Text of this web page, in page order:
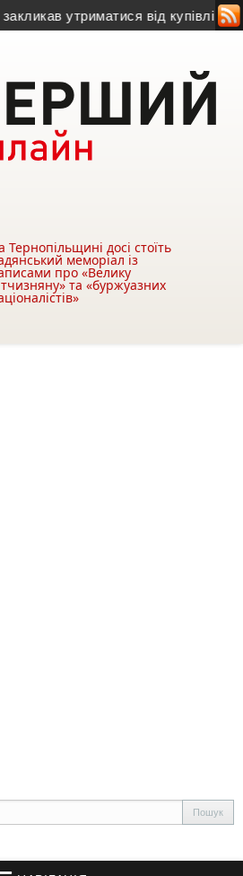
утриматися від купівлі будівлі
Тернопільщині досі стоїть
меморіал із
про «Велику
та «буржуазних